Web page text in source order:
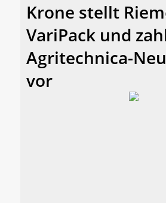
Krone stellt
VariPack und
Agritechnica-
vor